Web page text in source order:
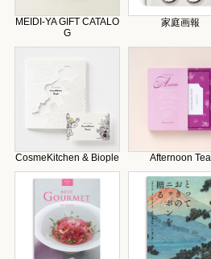
MEIDI-YA GIFT CATALO
G
家庭画報
CosmeKitchen & Biople Afternoon Tea